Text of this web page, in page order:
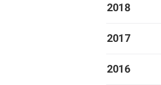
2018
2017
2016